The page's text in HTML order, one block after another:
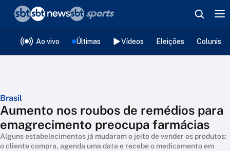
Ao vivo Últimas Vídeos Eleições
Brasil
Aumento nos roubos de remédios para
emagrecimento preocupa farmácias
Alguns estabelecimentos já mudaram o jeito de vender os produtos:
o cliente compra, agenda uma data e recebe o medicamento em
❮voltar
Editorias